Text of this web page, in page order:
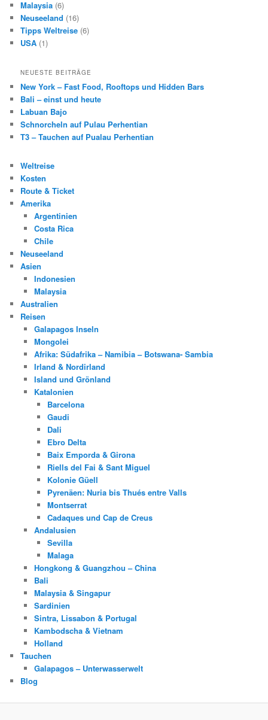
Malaysia (6)
Neuseeland (16)
Tipps Weltreise (6)
USA (1)
NEUESTE BEITRÄGE
New York – Fast Food, Rooftops und Hidden Bars
Bali – einst und heute
Labuan Bajo
Schnorcheln auf Pulau Perhentian
T3 – Tauchen auf Pualau Perhentian
Weltreise
Kosten
Route & Ticket
Amerika
Argentinien
Costa Rica
Chile
Neuseeland
Asien
Indonesien
Malaysia
Australien
Reisen
Galapagos Inseln
Mongolei
Afrika: Südafrika – Namibia – Botswana- Sambia
Irland & Nordirland
Island und Grönland
Katalonien
Barcelona
Gaudi
Dali
Ebro Delta
Baix Emporda & Girona
Riells del Fai & Sant Miguel
Kolonie Güell
Pyrenäen: Nuria bis Thués entre Valls
Montserrat
Cadaques und Cap de Creus
Andalusien
Sevilla
Malaga
Hongkong & Guangzhou – China
Bali
Malaysia & Singapur
Sardinien
Sintra, Lissabon & Portugal
Kambodscha & Vietnam
Holland
Tauchen
Galapagos – Unterwasserwelt
Blog